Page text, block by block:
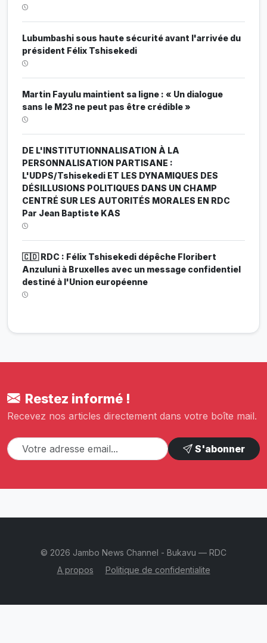
Lubumbashi sous haute sécurité avant l'arrivée du
président Félix Tshisekedi
Martin Fayulu maintient sa ligne : « Un dialogue
sans le M23 ne peut pas être crédible »
DE L'INSTITUTIONNALISATION À LA
PERSONNALISATION PARTISANE :
L'UDPS/Tshisekedi ET LES DYNAMIQUES DES
DÉSILLUSIONS POLITIQUES DANS UN CHAMP
CENTRÉ SUR LES AUTORITÉS MORALES EN RDC
Par Jean Baptiste KAS
🇨🇩 RDC : Félix Tshisekedi dépêche Floribert
Anzuluni à Bruxelles avec un message confidentiel
destiné à l'Union européenne
Restez informé !
Recevez nos articles directement dans votre boîte mail.
S'abonner
© 2026 Jambo News Channel - Bukavu — RDC
A propos
Politique de confidentialite